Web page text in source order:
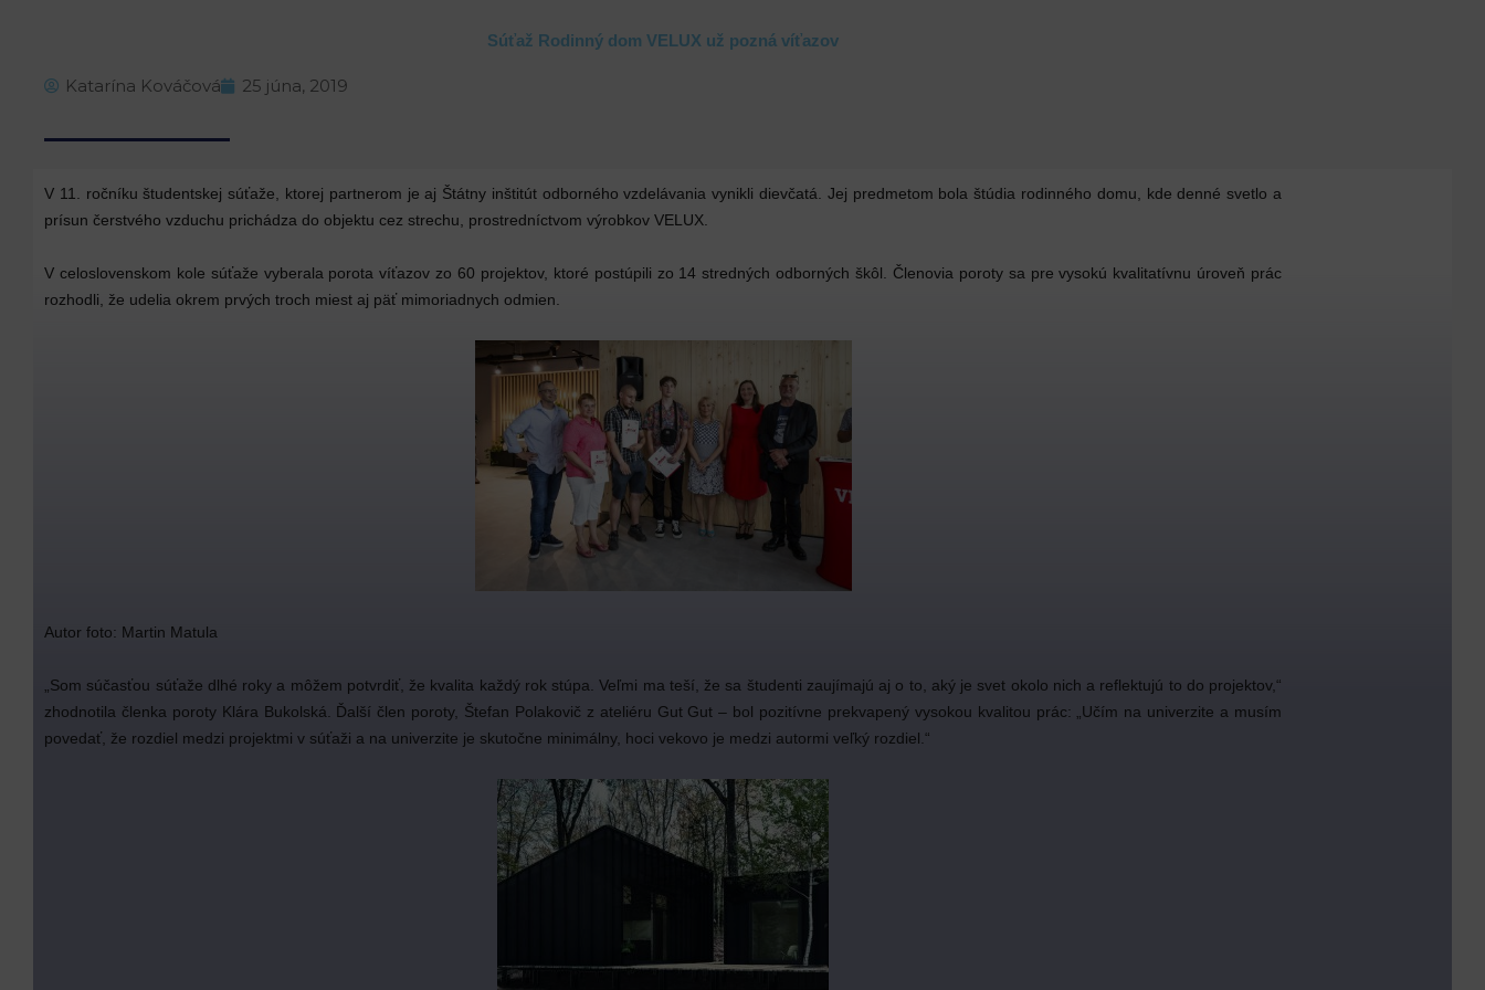
Súťaž Rodinný dom VELUX už pozná víťazov
Katarína Kováčová 25 júna, 2019
V 11. ročníku študentskej súťaže, ktorej partnerom je aj Štátny inštitút odborného vzdelávania vynikli dievčatá. Jej predmetom bola štúdia rodinného domu, kde denné svetlo a
prísun čerstvého vzduchu prichádza do objektu cez strechu, prostredníctvom výrobkov VELUX.
V celoslovenskom kole súťaže vyberala porota víťazov zo 60 projektov, ktoré postúpili zo 14 stredných odborných škôl. Členovia poroty sa pre vysokú kvalitatívnu úroveň prác
rozhodli, že udelia okrem prvých troch miest aj päť mimoriadnych odmien.
Autor foto: Martin Matula
„Som súčasťou súťaže dlhé roky a môžem potvrdiť, že kvalita každý rok stúpa. Veľmi ma teší, že sa študenti zaujímajú aj o to, aký je svet okolo nich a reflektujú to do projektov,“
zhodnotila členka poroty Klára Bukolská. Ďalší člen poroty, Štefan Polakovič z ateliéru Gut Gut – bol pozitívne prekvapený vysokou kvalitou prác: „Učím na univerzite a musím
povedať, že rozdiel medzi projektmi v súťaži a na univerzite je skutočne minimálny, hoci vekovo je medzi autormi veľký rozdiel.“